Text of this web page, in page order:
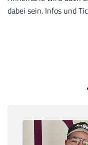
dabei sein. Infos und